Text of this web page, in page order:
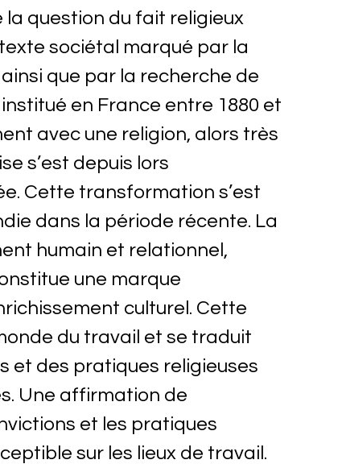
la question du fait religieux
sociétal marqué par la
que par la recherche de
en France entre 1880 et
avec une religion, alors très
s’est depuis lors
Cette transformation s’est
dans la période récente. La
humain et relationnel,
une marque
culturel. Cette
du travail et se traduit
et des pratiques religieuses
Une affirmation de
et les pratiques
sur les lieux de travail.